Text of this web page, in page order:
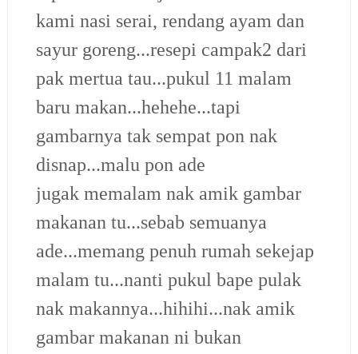
kami nasi serai, rendang ayam dan
sayur goreng...resepi campak2 dari
pak mertua tau...pukul 11 malam
baru makan...hehehe...tapi
gambarnya tak sempat pon nak
disnap...malu pon ade
jugak memalam nak amik gambar
makanan tu...sebab semuanya
ade...memang penuh rumah sekejap
malam tu...nanti pukul bape pulak
nak makannya...hihihi...nak amik
gambar makanan ni bukan